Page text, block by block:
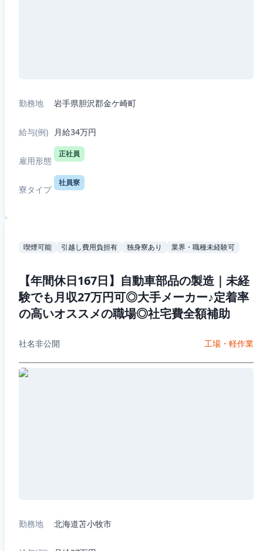
勤務地 岩手県胆沢郡金ケ崎町
給与(例) 月給34万円
雇用形態
正社員
寮タイプ
社員寮
喫煙可能 引越し費用負担有 独身寮あり 業界・職種未経験可
【年間休日167日】自動車部品の製造｜未経
験でも月収27万円可◎大手メーカー♪定着率
の高いオススメの職場◎社宅費全額補助
社名非公開 工場・軽作業
勤務地 北海道苫小牧市